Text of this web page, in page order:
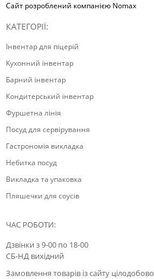
Сайт розроблений компанією Nomax
КАТЕГОРІЇ:
Інвентар для піцерій
Кухонний інвентар
Барний інвентар
Кондитерський інвентар
Фуршетна лінія
Посуд для сервірування
Гастрономія викладка
Небитка посуд
Викладка та упаковка
Пляшечки для соусів
ЧАС РОБОТИ:
Дзвінки з 9-00 по 18-00
СБ-НД вихідний
Замовлення товарів із сайту цілодобово